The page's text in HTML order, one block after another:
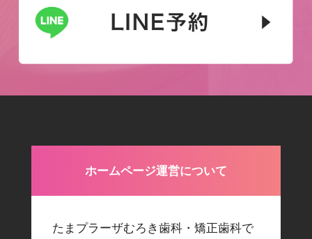
ホームページ運営について
たまプラーザむろき歯科・矯正歯科で